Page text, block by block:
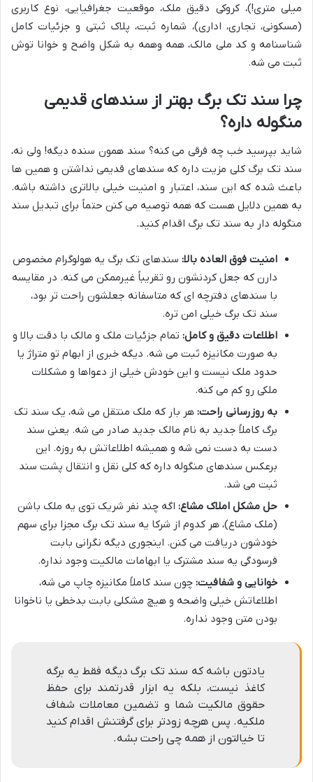
میلی متری!)، کروکی دقیق ملک، موقعیت جغرافیایی، نوع کاربری
(مسکونی، تجاری، اداری)، شماره ثبت، پلاک ثبتی و جزئیات کامل
شناسنامه و کد ملی مالک، همه وهمه به شکل واضح و خوانا توش
ثبت می شه.
چرا سند تک برگ بهتر از سندهای قدیمی
منگوله داره؟
شاید بپرسید خب چه فرقی می کنه؟ سند همون سنده دیگه! ولی نه،
سند تک برگ کلی مزیت داره که سندهای قدیمی نداشتن و همین ها
باعث شده که این سند، اعتبار و امنیت خیلی بالاتری داشته باشه.
به همین دلایل هست که همه توصیه می کنن حتماً برای تبدیل سند
منگوله دار به سند تک برگ اقدام کنید.
امنیت فوق العاده بالا: سندهای تک برگ یه هولوگرام مخصوص
دارن که جعل کردنشون رو تقریباً غیرممکن می کنه. در مقایسه
با سندهای دفترچه ای که متاسفانه جعلشون راحت تر بود،
سند تک برگ خیلی امن تره.
اطلاعات دقیق و کامل: تمام جزئیات ملک و مالک با دقت بالا و
به صورت مکانیزه ثبت می شه. دیگه خبری از ابهام تو متراژ یا
حدود ملک نیست و این خودش خیلی از دعواها و مشکلات
ملکی رو کم می کنه.
به روزرسانی راحت: هر بار که ملک منتقل می شه، یک سند تک
برگ کاملاً جدید به نام مالک جدید صادر می شه. یعنی سند
دست به دست نمی شه و همیشه اطلاعاتش به روزه. این
برعکس سندهای منگوله داره که کلی نقل و انتقال پشت سند
ثبت می شد.
حل مشکل املاک مشاع: اگه چند نفر شریک توی یه ملک باشن
(ملک مشاع)، هر کدوم از شرکا یه سند تک برگ مجزا برای سهم
خودشون دریافت می کنن. اینجوری دیگه نگرانی بابت
فرسودگی یه سند مشترک یا ابهامات مالکیت وجود نداره.
خوانایی و شفافیت: چون سند کاملاً مکانیزه چاپ می شه،
اطلاعاتش خیلی واضحه و هیچ مشکلی بابت بدخطی یا ناخوانا
بودن متن وجود نداره.
یادتون باشه که سند تک برگ دیگه فقط یه برگه
کاغذ نیست، بلکه یه ابزار قدرتمند برای حفظ
حقوق مالکیت شما و تضمین معاملات شفاف
ملکیه. پس هرچه زودتر برای گرفتنش اقدام کنید
تا خیالتون از همه چی راحت بشه.